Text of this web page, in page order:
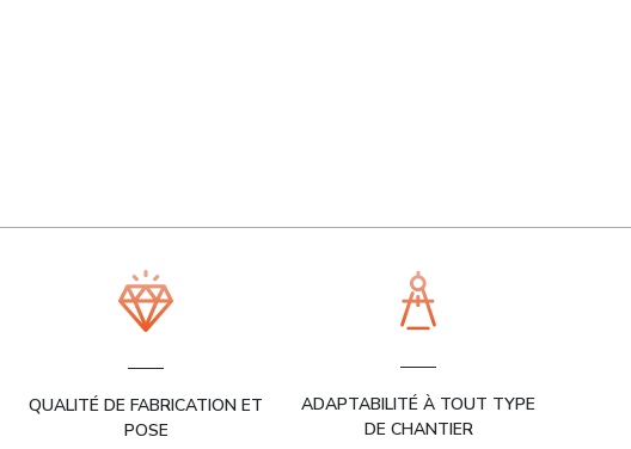
QUALITÉ DE FABRICATION ET
POSE
ADAPTABILITÉ À TOUT TYPE
DE CHANTIER